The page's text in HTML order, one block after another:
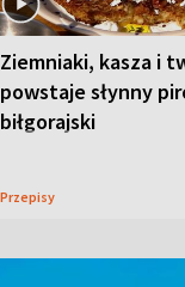
Ziemniaki, kasza i
powstaje słynny
biłgorajski
Przepisy